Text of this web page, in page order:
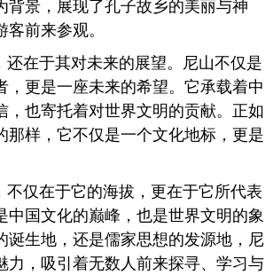
背景，展现了孔子故乡的美丽与神
前来参观。
在于其对未来的展望。尼山不仅是
，更是一座未来的希望。它承载着中
，也寄托着对世界文明的贡献。正如
那样，它不仅是一个文化地标，更是
仅在于它的海拔，更在于它所代表
中国文化的巅峰，也是世界文明的象
诞生地，还是儒家思想的发源地，尼
力，吸引着无数人前来探寻、学习与